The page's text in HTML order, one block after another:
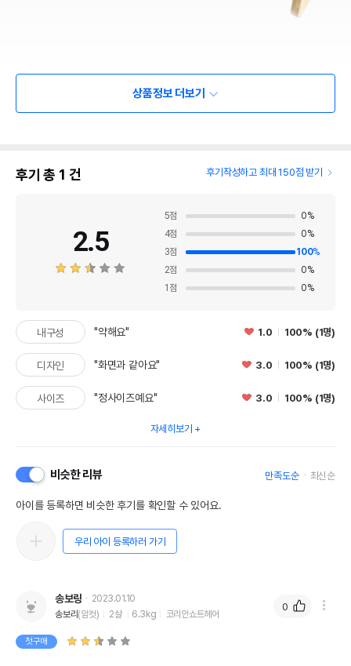
상품정보 더보기
후기 총 1 건 후기작성하고 최대 150점 받기
2.5
5점 0%
4점 0%
3점 100%
2점 0%
1 점 0%
내구성 "약해요" 1.0 100% (1명)
디자인 "화면과 같아요" 3.0 100% (1명)
사이즈 "정사이즈예요" 3.0 100% (1명)
자세히보기
비슷한 리뷰 만족도순 최신순
아이를 등록하면 비슷한 후기를 확인할 수 있어요.
우리 아이 등록하러 가기
송보링
2023.01.10
송보리 (암컷) 2살 6.3kg 코리안쇼트헤어
첫구매
0